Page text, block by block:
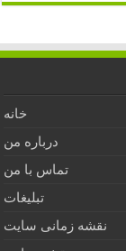
خانه
درباره من
تماس با من
تبلیغات
نقشه زمانی سایت